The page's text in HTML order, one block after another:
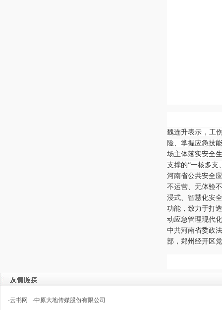
魏连升表示，工
险、掌握应急技
场主体落实安全
支撑的“一核多支
河南省公共安全
不运营、无体验
浸式、智慧化安
功能，致力于打
动应急管理现代
中共河南省委政
部，郑州经开区
·云书网 ·中原大地传媒股份有限公司